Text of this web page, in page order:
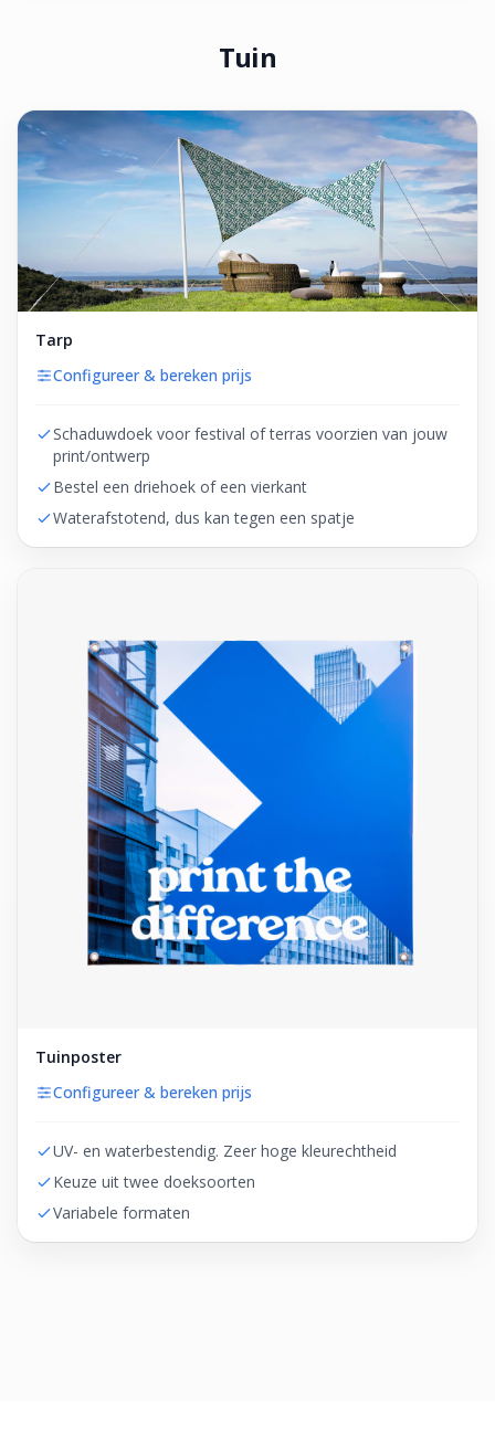
Tuin
Tarp
Configureer & bereken prijs
Schaduwdoek voor festival of terras voorzien van jouw
print/ontwerp
Bestel een driehoek of een vierkant
Waterafstotend, dus kan tegen een spatje
Tuinposter
Configureer & bereken prijs
UV- en waterbestendig. Zeer hoge kleurechtheid
Keuze uit twee doeksoorten
Variabele formaten